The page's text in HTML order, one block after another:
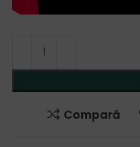
Compară